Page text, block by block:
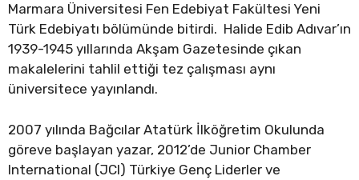
Marmara Üniversitesi Fen Edebiyat Fakültesi Yeni
Türk Edebiyatı bölümünde bitirdi. Halide Edib Adıvar’ın
1939-1945 yıllarında Akşam Gazetesinde çıkan
makalelerini tahlil ettiği tez çalışması aynı
üniversitece yayınlandı.
2007 yılında Bağcılar Atatürk İlköğretim Okulunda
göreve başlayan yazar, 2012’de Junior Chamber
International (JCI) Türkiye Genç Liderler ve